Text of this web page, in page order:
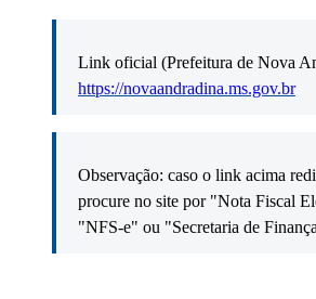
Link oficial (Prefeitura de Nova
https://novaandradina.ms.gov.br
Observação: caso o link acima
procure no site por "Nota Fiscal
"NFS-e" ou "Secretaria de